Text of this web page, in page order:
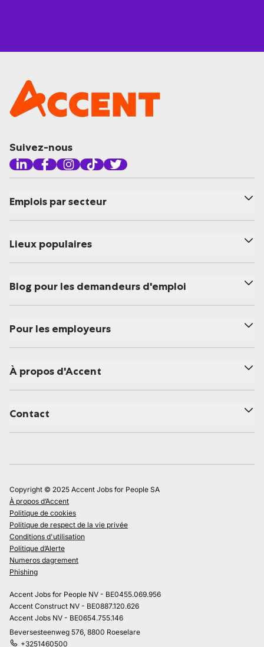
Suivez-nous
Emplois par secteur
Lieux populaires
Blog pour les demandeurs d'emploi
Pour les employeurs
À propos d'Accent
Contact
Copyright © 2025 Accent Jobs for People SA
À propos d’Accent
Politique de cookies
Politique de respect de la vie privée
Conditions d'utilisation
Politique d’Alerte
Numeros dagrement
Phishing
Accent Jobs for People NV - BE0455.069.956
Accent Construct NV - BE0887.120.626
Accent Jobs NV - BE0654.755.146
Beversesteenweg 576, 8800 Roeselare
+3251460500